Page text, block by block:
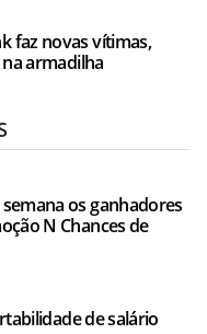
faz novas vítimas,
armadilha
os ganhadores
N Chances de
de salário